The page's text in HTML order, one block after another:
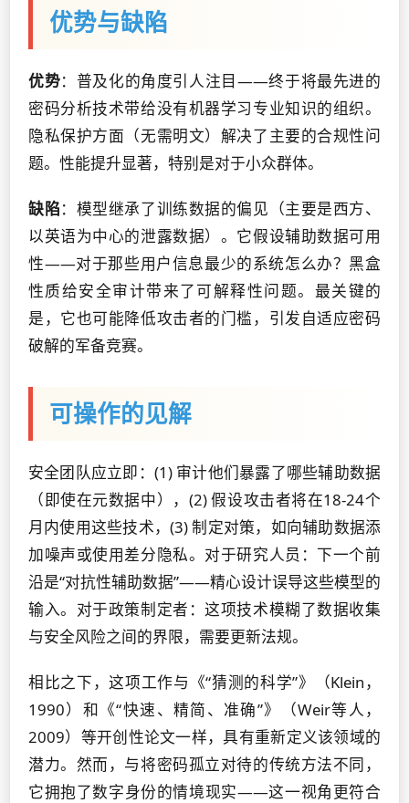
优势与缺陷
优势：普及化的角度引人注目——终于将最先进的
密码分析技术带给没有机器学习专业知识的组织。
隐私保护方面（无需明文）解决了主要的合规性问
题。性能提升显著，特别是对于小众群体。
缺陷：模型继承了训练数据的偏见（主要是西方、
以英语为中心的泄露数据）。它假设辅助数据可用
性——对于那些用户信息最少的系统怎么办？黑盒
性质给安全审计带来了可解释性问题。最关键的
是，它也可能降低攻击者的门槛，引发自适应密码
破解的军备竞赛。
可操作的见解
安全团队应立即：(1) 审计他们暴露了哪些辅助数据
（即使在元数据中），(2) 假设攻击者将在18-24个
月内使用这些技术，(3) 制定对策，如向辅助数据添
加噪声或使用差分隐私。对于研究人员：下一个前
沿是“对抗性辅助数据”——精心设计误导这些模型的
输入。对于政策制定者：这项技术模糊了数据收集
与安全风险之间的界限，需要更新法规。
相比之下，这项工作与《“猜测的科学”》（Klein，
1990）和《“快速、精简、准确”》（Weir等人，
2009）等开创性论文一样，具有重新定义该领域的
潜力。然而，与将密码孤立对待的传统方法不同，
它拥抱了数字身份的情境现实——这一视角更符合